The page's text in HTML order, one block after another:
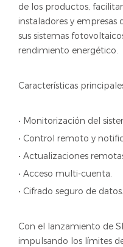
de los productos,
instaladores y empresas
sus sistemas
rendimiento energético.
Características
• Monitorización del
• Control remoto y
• Actualizaciones
• Acceso multi-cuenta.
• Cifrado seguro de datos.
Con el lanzamiento de
impulsando los límites